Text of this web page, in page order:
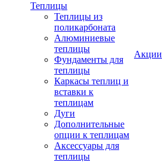
Теплицы
Теплицы из
поликарбоната
Алюминиевые
теплицы
Фундаменты для
теплицы
Каркасы теплиц и
вставки к
теплицам
Дуги
Дополнительные
опции к теплицам
Аксессуары для
теплицы
Акции